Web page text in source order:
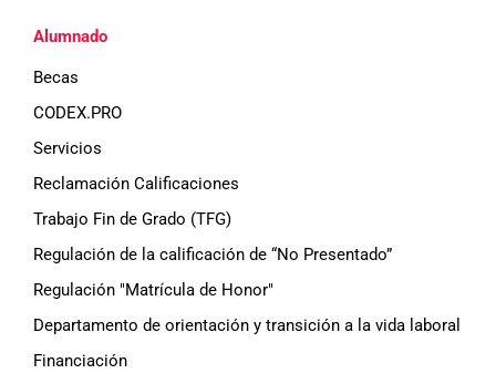
Alumnado
Becas
CODEX.PRO
Servicios
Reclamación Calificaciones
Trabajo Fin de Grado (TFG)
Regulación de la calificación de “No Presentado”
Regulación "Matrícula de Honor"
Departamento de orientación y transición a la vida laboral
Financiación